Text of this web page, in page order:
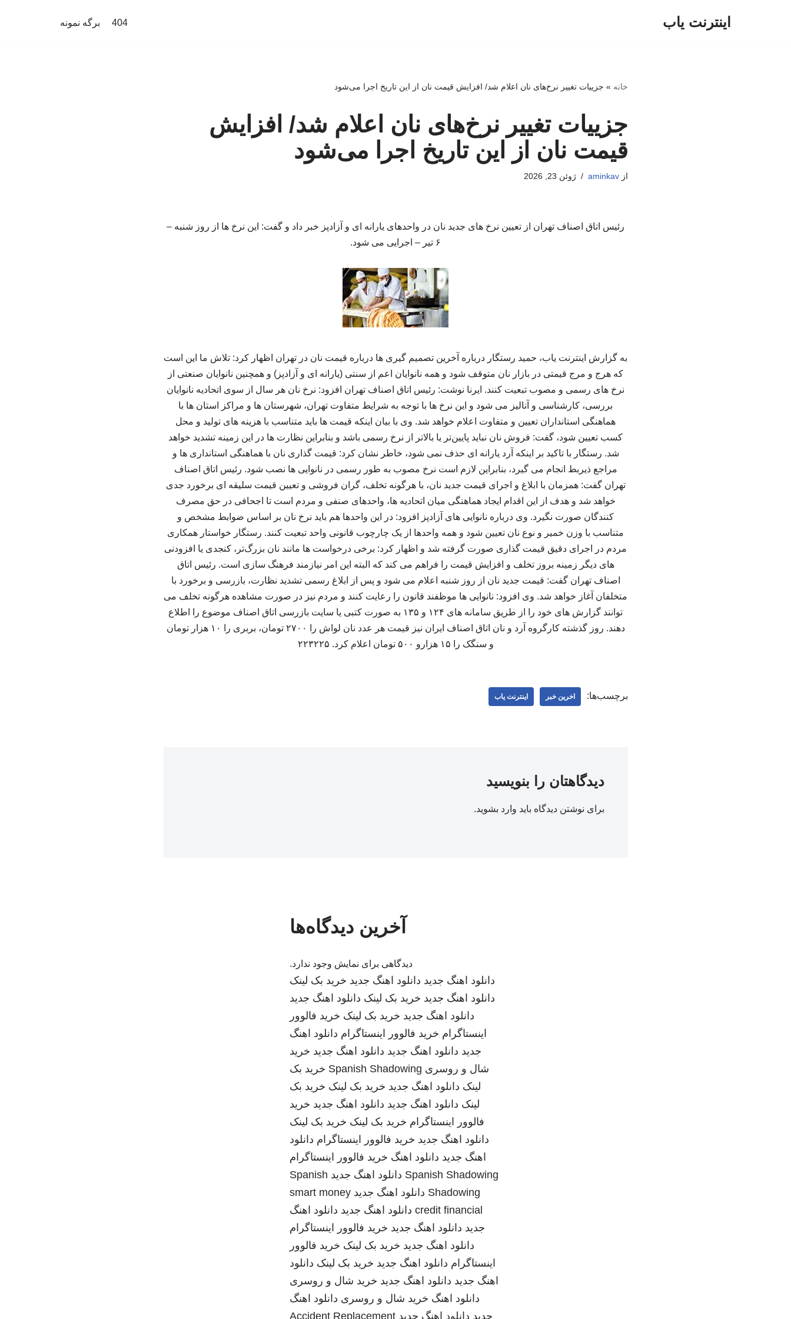
اینترنت یاب 404 برگه نمونه
خانه » جزییات تغییر نرخ‌های نان اعلام شد/ افزایش قیمت نان از این تاریخ اجرا می‌شود
جزییات تغییر نرخ‌های نان اعلام شد/ افزایش
قیمت نان از این تاریخ اجرا می‌شود
ازaminkav ژوئن 23, 2026
رئیس اتاق اصناف تهران از تعیین نرخ های جدید نان در واحدهای یارانه‌ ای و آزادپز خبر داد و گفت: این نرخ ها از روز شنبه –
۶ تیر – اجرایی می شود.
به گزارش اینترنت یاب، حمید رستگار درباره آخرین تصمیم گیری ها درباره قیمت نان در تهران اظهار کرد: تلاش ما این است
که هرج‌ و مرج قیمتی در بازار نان متوقف شود و همه نانوایان اعم از سنتی (یارانه ای و آزادپز) و همچنین نانوایان صنعتی از
نرخ‌ های رسمی و مصوب تبعیت کنند. ایرنا نوشت: رئیس اتاق اصناف تهران افزود: نرخ نان هر سال از سوی اتحادیه نانوایان
بررسی، کارشناسی و آنالیز می شود و این نرخ‌ ها با توجه به شرایط متفاوت تهران، شهرستان‌ ها و مراکز استان‌ ها با
هماهنگی استانداران تعیین و متفاوت اعلام خواهد شد. وی با بیان اینکه قیمت‌ ها باید متناسب با هزینه‌ های تولید و محل
کسب تعیین شود، گفت: فروش نان نباید پایین‌تر یا بالاتر از نرخ رسمی باشد و بنابراین نظارت‌ ها در این زمینه تشدید خواهد
شد. رستگار با تاکید بر اینکه آرد یارانه‌ ای حذف نمی‌ شود، خاطر نشان کرد: قیمت‌ گذاری نان با هماهنگی استانداری‌ ها و
مراجع ذیربط انجام می‌ گیرد، بنابراین لازم است نرخ مصوب به‌ طور رسمی در نانوایی‌ ها نصب شود. رئیس اتاق اصناف
تهران گفت: همزمان با ابلاغ و اجرای قیمت جدید نان، با هرگونه تخلف، گران‌ فروشی و تعیین قیمت سلیقه‌ ای برخورد جدی
خواهد شد و هدف از این اقدام ایجاد هماهنگی میان اتحادیه‌ ها، واحدهای صنفی و مردم است تا اجحافی در حق مصرف‌
کنندگان صورت نگیرد. وی درباره نانوایی‌ های آزادپز افزود: در این واحدها هم باید نرخ نان بر اساس ضوابط مشخص و
متناسب با وزن خمیر و نوع نان تعیین شود و همه واحدها از یک چارچوب قانونی واحد تبعیت کنند. رستگار خواستار همکاری
مردم در اجرای دقیق قیمت گذاری صورت گرفته شد و اظهار کرد: برخی درخواست‌ ها مانند نان بزرگ‌تر، کنجدی یا افزودنی‌
های دیگر زمینه بروز تخلف و افزایش قیمت را فراهم می‌ کند که البته این امر نیازمند فرهنگ‌ سازی است. رئیس اتاق
اصناف تهران گفت: قیمت جدید نان از روز شنبه اعلام می‌ شود و پس از ابلاغ رسمی تشدید نظارت، بازرسی و برخورد با
متخلفان آغاز خواهد شد. وی افزود: نانوایی‌ ها موظفند قانون را رعایت کنند و مردم نیز در صورت مشاهده هرگونه تخلف می‌
توانند گزارش های خود را از طریق سامانه‌ های ۱۲۴ و ۱۳۵ به صورت کتبی یا سایت بازرسی اتاق اصناف موضوع را اطلاع
دهند. روز گذشته کارگروه آرد و نان اتاق اصناف ایران نیز قیمت هر عدد نان لواش را ۲۷۰۰ تومان، بربری را ۱۰ هزار تومان
و سنگک را ۱۵ هزارو ۵۰۰ تومان اعلام کرد. ۲۲۳۲۲۵
برچسب‌ها: اخرین خبر اینترنت یاب
دیدگاهتان را بنویسید
برای نوشتن دیدگاه باید وارد بشوید.
آخرین دیدگاه‌ها
دیدگاهی برای نمایش وجود ندارد.
دانلود اهنگ جدید دانلود اهنگ جدید خرید بک لینک
دانلود اهنگ جدید خرید بک لینک دانلود اهنگ جدید
دانلود اهنگ جدید خرید بک لینک خرید فالوور
اینستاگرام خرید فالوور اینستاگرام دانلود اهنگ
جدید دانلود اهنگ جدید دانلود اهنگ جدید خرید
شال و روسری Spanish Shadowing خرید بک
لینک دانلود اهنگ جدید خرید بک لینک خرید بک
لینک دانلود اهنگ جدید دانلود اهنگ جدید خرید
فالوور اینستاگرام خرید بک لینک خرید بک لینک
دانلود اهنگ جدید خرید فالوور اینستاگرام دانلود
اهنگ جدید دانلود اهنگ خرید فالوور اینستاگرام
Spanish Shadowing دانلود اهنگ جدید Spanish
Shadowing دانلود اهنگ جدید smart money
credit financial دانلود اهنگ جدید دانلود اهنگ
جدید دانلود اهنگ جدید خرید فالوور اینستاگرام
دانلود اهنگ جدید خرید بک لینک خرید فالوور
اینستاگرام دانلود اهنگ جدید خرید بک لینک دانلود
اهنگ جدید دانلود اهنگ جدید خرید شال و روسری
دانلود اهنگ خرید شال و روسری دانلود اهنگ
جدید دانلود اهنگ جدید Accident Replacement